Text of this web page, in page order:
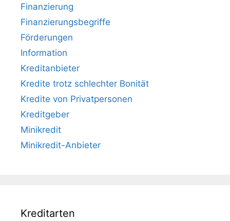
Finanzierung
Finanzierungsbegriffe
Förderungen
Information
Kreditanbieter
Kredite trotz schlechter Bonität
Kredite von Privatpersonen
Kreditgeber
Minikredit
Minikredit-Anbieter
Kreditarten